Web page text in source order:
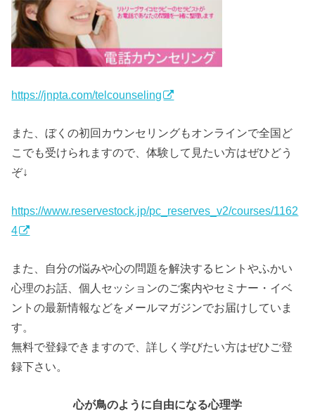
https://jnpta.com/telcounseling
また、ぼくの初回カウンセリングもオンラインで全国ど
こでも受けられますので、体験して見たい方はぜひどう
ぞ↓
https://www.reservestock.jp/pc_reserves_v2/courses/1162
4
また、自分の悩みや心の問題を解決するヒントやふかい
心理のお話、個人セッションのご案内やセミナー・イベ
ントの最新情報などをメールマガジンでお届けしていま
す。
無料で登録できますので、詳しく学びたい方はぜひご登
録下さい。
心が鳥のように自由になる心理学